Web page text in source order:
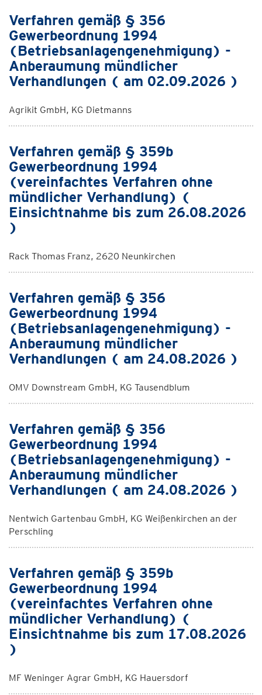
Verfahren gemäß § 356
Gewerbeordnung 1994
(Betriebsanlagengenehmigung) -
Anberaumung mündlicher
Verhandlungen ( am 02.09.2026 )
Agrikit GmbH, KG Dietmanns
Verfahren gemäß § 359b
Gewerbeordnung 1994
(vereinfachtes Verfahren ohne
mündlicher Verhandlung) (
Einsichtnahme bis zum 26.08.2026
)
Rack Thomas Franz, 2620 Neunkirchen
Verfahren gemäß § 356
Gewerbeordnung 1994
(Betriebsanlagengenehmigung) -
Anberaumung mündlicher
Verhandlungen ( am 24.08.2026 )
OMV Downstream GmbH, KG Tausendblum
Verfahren gemäß § 356
Gewerbeordnung 1994
(Betriebsanlagengenehmigung) -
Anberaumung mündlicher
Verhandlungen ( am 24.08.2026 )
Nentwich Gartenbau GmbH, KG Weißenkirchen an der
Perschling
Verfahren gemäß § 359b
Gewerbeordnung 1994
(vereinfachtes Verfahren ohne
mündlicher Verhandlung) (
Einsichtnahme bis zum 17.08.2026
)
MF Weninger Agrar GmbH, KG Hauersdorf